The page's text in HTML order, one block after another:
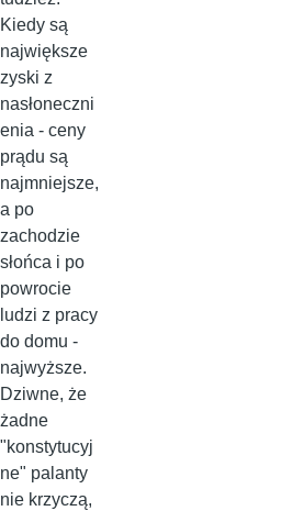
Kiedy są
największe
zyski z
nasłoneczni
enia - ceny
prądu są
najmniejsze,
a po
zachodzie
słońca i po
powrocie
ludzi z pracy
do domu -
najwyższe.
Dziwne, że
żadne
"konstytucyj
ne" palanty
nie krzyczą,